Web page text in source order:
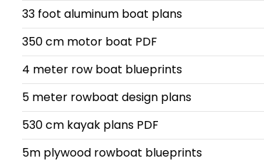
33 foot aluminum boat plans
350 cm motor boat PDF
4 meter row boat blueprints
5 meter rowboat design plans
530 cm kayak plans PDF
5m plywood rowboat blueprints